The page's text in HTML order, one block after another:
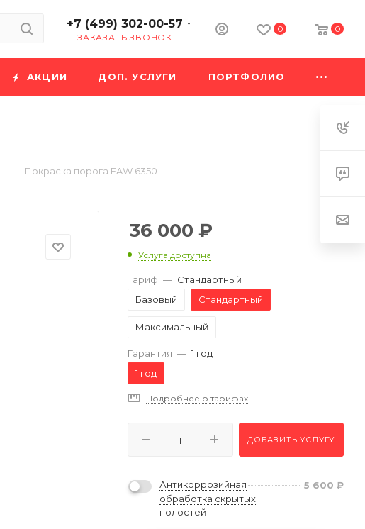
+7 (499) 302-00-57
ЗАКАЗАТЬ ЗВОНОК
0 0
АКЦИИ ДОП. УСЛУГИ ПОРТФОЛИО
— Покраска порога FAW 6350
36 000 ₽
Услуга доступна
Тариф — Стандартный
Базовый
Стандартный
Максимальный
Гарантия — 1 год
1 год
Подробнее о тарифах
ДОБАВИТЬ УСЛУГУ
Антикоррозийная
обработка скрытых
полостей
5 600 ₽